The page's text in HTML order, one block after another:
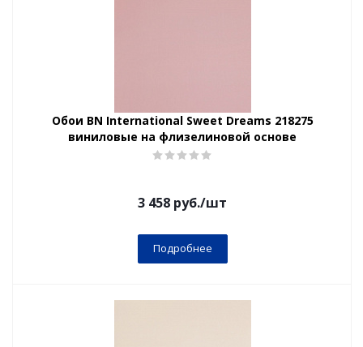
Обои BN International Sweet Dreams 218275
виниловые на флизелиновой основе
3 458 руб./шт
Подробнее